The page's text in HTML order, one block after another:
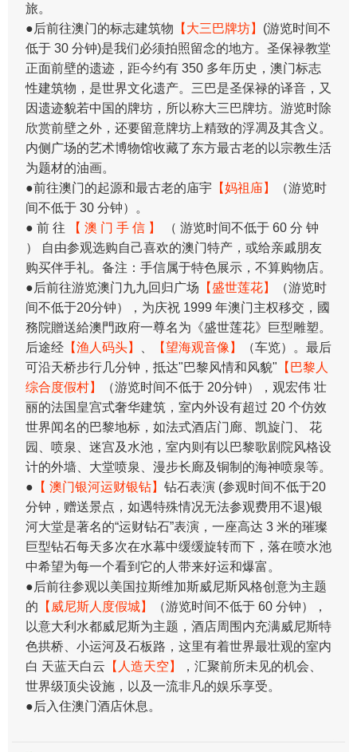
旅。
●后前往澳门的标志建筑物 【大三巴牌坊】 (游览时间不
低于 30 分钟)是我们必须拍照留念的地方。圣保禄教堂
正面前壁的遗迹，距今约有 350 多年历史，澳门标志
性建筑物，是世界文化遗产。三巴是圣保禄的译音，又
因遗迹貌若中国的牌坊，所以称大三巴牌坊。游览时除
欣赏前壁之外，还要留意牌坊上精致的浮凋及其含义。
内侧广场的艺术博物馆收藏了东方最古老的以宗教生活
为题材的油画。
●前往澳门的起源和最古老的庙宇 【妈祖庙】
（游览时
间不低于 30 分钟）。
● 前 往
【 澳 门 手 信 】
（ 游览时间不低于 60 分 钟
） 自由参观选购自己喜欢的澳门特产，或给亲戚朋友
购买伴手礼。备注：手信属于特色展示，不算购物店。
●后前往游览澳门九九回归广场 【盛世莲花】
（游览时
间不低于20分钟），为庆祝 1999 年澳门主权移交，國
務院贈送給澳門政府一尊名为《盛世莲花》巨型雕塑。
后途经 【渔人码头】 【望海观音像】
（车览）。最后
可沿天桥步行几分钟，抵达"巴黎风情和风貌" 【巴黎人
综合度假村】
（游览时间不低于 20分钟），观宏伟 壮
丽的法国皇宫式奢华建筑，室内外设有超过 20 个仿效
世界闻名的巴黎地标，如法式酒店门廊、凯旋门、 花
园、喷泉、迷宫及水池，室内则有以巴黎歌剧院风格设
计的外墙、大堂喷泉、漫步长廊及铜制的海神喷泉等。
● 【 澳门银河运财银钻】 钻石表演 (参观时间不低于20
分钟，赠送景点，如遇特殊情况无法参观费用不退)银
河大堂是著名的“运财钻石”表演，一座高达 3 米的璀璨
巨型钻石每天多次在水幕中缓缓旋转而下，落在喷水池
中希望为每一个看到它的人带来好运和爆富。
●后前往参观以美国拉斯维加斯威尼斯风格创意为主题
的 【威尼斯人度假城】
（游览时间不低于 60 分钟），
以意大利水都威尼斯为主题，酒店周围内充满威尼斯特
色拱桥、小运河及石板路，这里有着世界最壮观的室内
白 天蓝天白云 【人造天空】
，汇聚前所未见的机会、
世界级顶尖设施，以及一流非凡的娱乐享受。
●后入住澳门酒店休息。